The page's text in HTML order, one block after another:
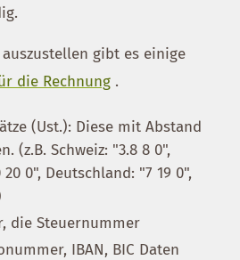
gibt es einige
die Rechnung .
(Ust.): Diese mit Abstand
(z.B. Schweiz: "3.8 8 0",
0", Deutschland: "7 19 0",
die Steuernummer
IBAN, BIC Daten